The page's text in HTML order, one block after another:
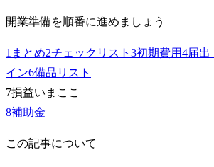
開業準備を順番に進めましょう
1 まとめ2チェックリスト 3初期費用4届出
イン6備品リスト
7損益いまここ
8補助金
この記事について